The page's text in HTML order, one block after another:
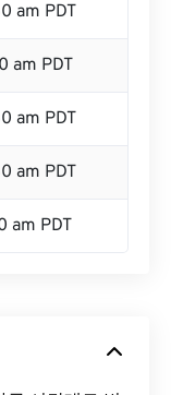
am PDT
am PDT
am PDT
am PDT
am PDT